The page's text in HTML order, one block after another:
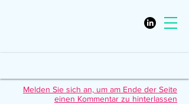
Melden Sie sich an, um am Ende der Seite
einen Kommentar zu hinterlassen